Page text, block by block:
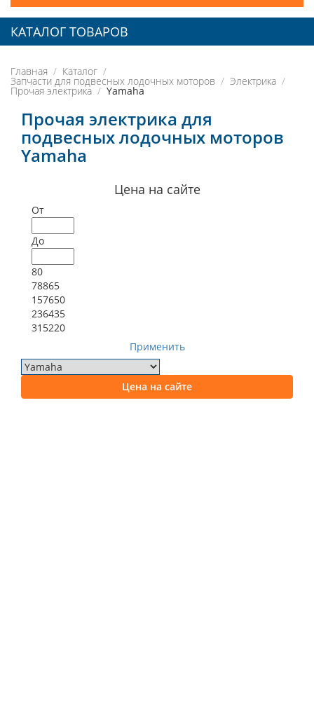
КАТАЛОГ ТОВАРОВ
Главная Каталог
Запчасти для подвесных лодочных моторов Электрика
Прочая электрика Yamaha
Прочая электрика для
подвесных лодочных моторов
Yamaha
Цена на сайте
От
До
80
78865
157650
236435
315220
Применить
Цена на сайте